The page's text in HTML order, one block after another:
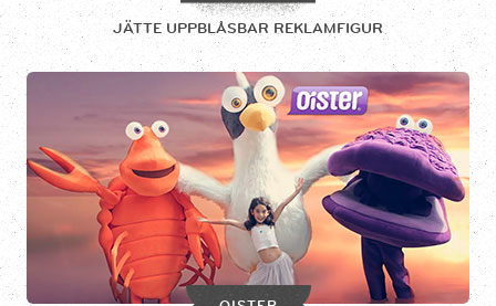
JÄTTE UPPBLÅSBAR REKLAMFIGUR